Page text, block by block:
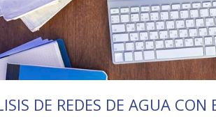
DE REDES DE AGUA CON